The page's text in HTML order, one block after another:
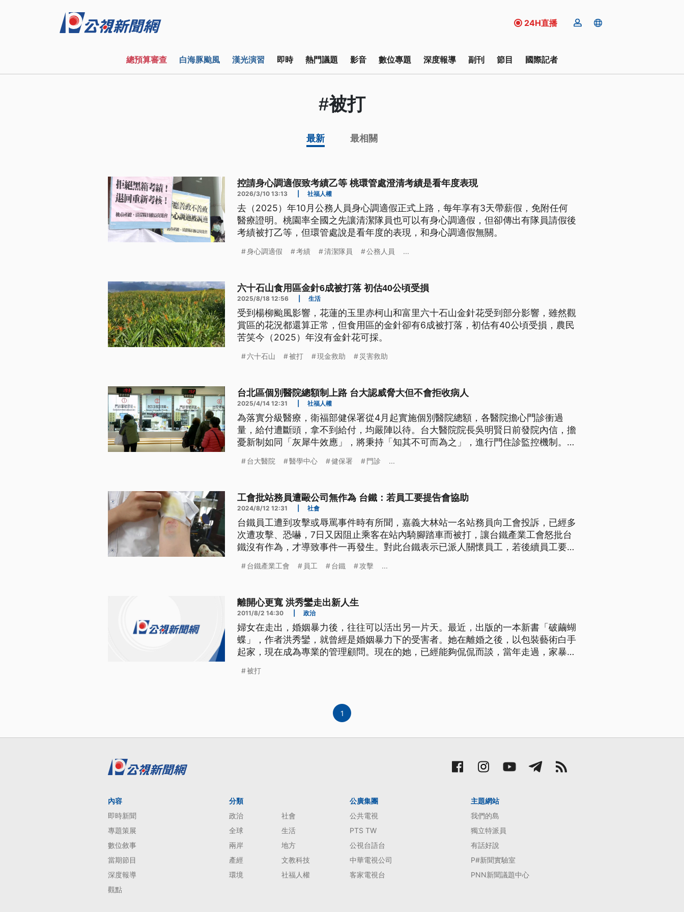
24H直播
總預算審查 白海豚颱風 漢光演習 即時 熱門議題 影音 數位專題 深度報導 副刊 節目 國際記者
#被打
最新 最相關
控請身心調適假致考績乙等 桃環管處澄清考績是看年度表現
2026/3/10 13:13 社福人權
去（2025）年10月公務人員身心調適假正式上路，每年享有3天帶薪假，免附任何
醫療證明。桃園率全國之先讓清潔隊員也可以有身心調適假，但卻傳出有隊員請假後
考績被打乙等，但環管處說是看年度的表現，和身心調適假無關。
身心調適假 考績 清潔隊員 公務人員 ...
六十石山食用區金針6成被打落 初估40公頃受損
2025/8/18 12:56 生活
受到楊柳颱風影響，花蓮的玉里赤柯山和富里六十石山金針花受到部分影響，雖然觀
賞區的花況都還算正常，但食用區的金針卻有6成被打落，初估有40公頃受損，農民
苦笑今（2025）年沒有金針花可採。
六十石山 被打 現金救助 災害救助
台北區個別醫院總額制上路 台大認威脅大但不會拒收病人
2025/4/14 12:31 社福人權
為落實分級醫療，衛福部健保署從4月起實施個別醫院總額，各醫院擔心門診衝過
量，給付遭斷頭，拿不到給付，均嚴陣以待。台大醫院院長吳明賢日前發院內信，擔
憂新制如同「灰犀牛效應」，將秉持「知其不可而為之」，進行門住診監控機制。對
求醫護最低薪資引發外界反彈，邱泰源親上火線承諾，沒有共識、不會倉促上路。
台大醫院 醫學中心 健保署 門診 ...
工會批站務員遭毆公司無作為 台鐵：若員工要提告會協助
2024/8/12 12:31 社會
台鐵員工遭到攻擊或辱罵事件時有所聞，嘉義大林站一名站務員向工會投訴，已經多
次遭攻擊、恐嚇，7日又因阻止乘客在站內騎腳踏車而被打，讓台鐵產業工會怒批台
鐵沒有作為，才導致事件一再發生。對此台鐵表示已派人關懷員工，若後續員工要提
台鐵產業工會 員工 台鐵 攻擊 ...
離開心更寬 洪秀鑾走出新人生
2011/8/2 14:30 政治
婦女在走出，婚姻暴力後，往往可以活出另一片天。最近，出版的一本新書「破繭蝴
蝶」，作者洪秀鑾，就曾經是婚姻暴力下的受害者。她在離婚之後，以包裝藝術白手
起家，現在成為專業的管理顧問。現在的她，已經能夠侃侃而談，當年走過，家暴陰
被打而走出去，因為我還有一個很深的觀念，認為我是家中的女主人，除非我真的決
被打
1
內容
即時新聞
專題策展
數位敘事
當期節目
深度報導
觀點
分類
政治
社會
全球
生活
兩岸
地方
產經
文教科技
環境
社福人權
公廣集團
公共電視
PTS TW
公視台語台
中華電視公司
客家電視台
主題網站
我們的島
獨立特派員
有話好說
P#新聞實驗室
PNN新聞議題中心